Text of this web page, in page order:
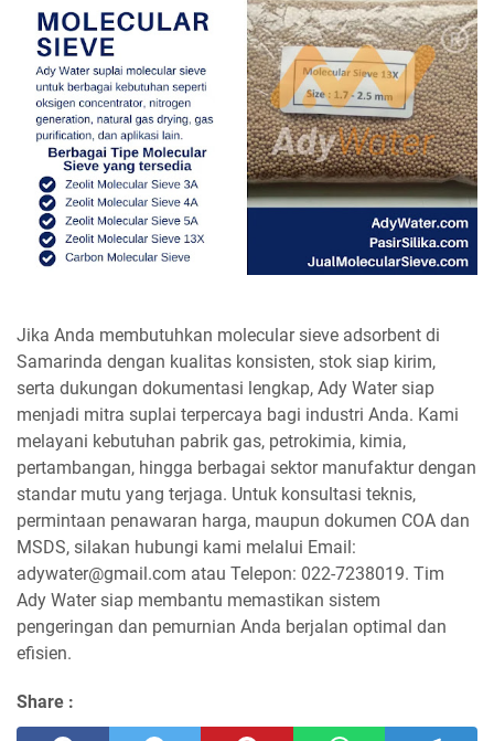
Jika Anda membutuhkan molecular sieve adsorbent di
Samarinda dengan kualitas konsisten, stok siap kirim,
serta dukungan dokumentasi lengkap, Ady Water siap
menjadi mitra suplai terpercaya bagi industri Anda. Kami
melayani kebutuhan pabrik gas, petrokimia, kimia,
pertambangan, hingga berbagai sektor manufaktur dengan
standar mutu yang terjaga. Untuk konsultasi teknis,
permintaan penawaran harga, maupun dokumen COA dan
MSDS, silakan hubungi kami melalui Email:
adywater@gmail.com atau Telepon: 022-7238019. Tim
Ady Water siap membantu memastikan sistem
pengeringan dan pemurnian Anda berjalan optimal dan
efisien.
Share :